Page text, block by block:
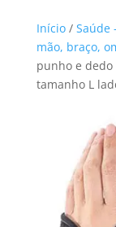
Início/ Saúde
mão, braço,
punho e dedo
tamanho L